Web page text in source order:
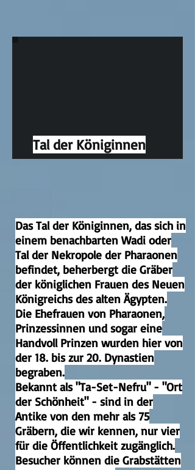
Tal der Königinnen
Das Tal der Königinnen, das sich in
einem benachbarten Wadi oder
Tal der Nekropole der Pharaonen
befindet, beherbergt die Gräber
der königlichen Frauen des Neuen
Königreichs des alten Ägypten.
Die Ehefrauen von Pharaonen,
Prinzessinnen und sogar eine
Handvoll Prinzen wurden hier von
der 18. bis zur 20. Dynastien
begraben.
Bekannt als "Ta-Set-Nefru" - "Ort
der Schönheit" - sind in der
Antike von den mehr als 75
Gräbern, die wir kennen, nur vier
für die Öffentlichkeit zugänglich.
Besucher können die Grabstätten